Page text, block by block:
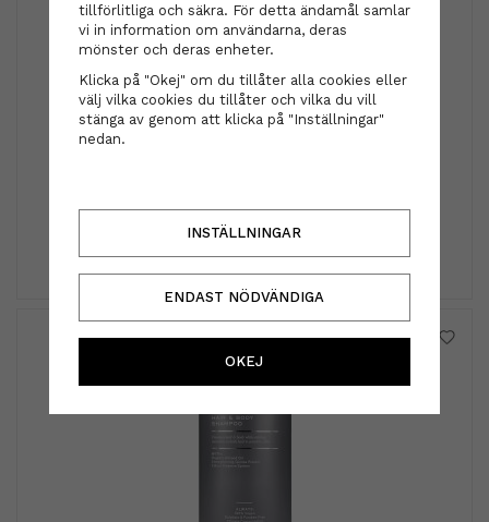
59 kr
INFO KÖP
tillförlitliga och säkra. För detta ändamål samlar
vi in information om användarna, deras
mönster och deras enheter.
Klicka på "Okej" om du tillåter alla cookies eller
välj vilka cookies du tillåter och vilka du vill
stänga av genom att klicka på "Inställningar"
nedan.
INSTÄLLNINGAR
ENDAST NÖDVÄNDIGA
OKEJ